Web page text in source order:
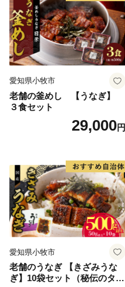
愛知県小牧市
老舗の釜めし 【うなぎ】
３食セット
29,000円
愛知県小牧市
老舗のうなぎ 【きざみうな
ぎ】10袋セット（秘伝のタレ